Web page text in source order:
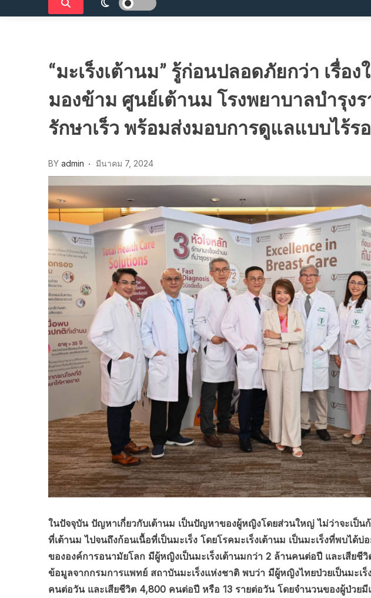
“มะเร็งเต้านม” รู้ก่อนปลอดภัยกว่า เรื่อ
มองข้าม ศูนย์เต้านม โรงพยาบาลบำรุง
รักษาเร็ว พร้อมส่งมอบการดูแลแบบไร้ร
BY admin มีนาคม 7, 2024
ในปัจจุบัน ปัญหาเกี่ยวกับเต้านม เป็นปัญหาของผู้หญิงโดยส่วนใหญ่ ไม่ว่าจะเป็น
ที่เต้านม ไปจนถึงก้อนเนื้อที่เป็นมะเร็ง โดยโรคมะเร็งเต้านม เป็นมะเร็งที่พบได้
ขององค์การอนามัยโลก มีผู้หญิงเป็นมะเร็งเต้านมกว่า 2 ล้านคนต่อปี และเสีย
ข้อมูลจากกรมการแพทย์ สถาบันมะเร็งแห่งชาติ พบว่า มีผู้หญิงไทยป่วยเป็นมะเ
คนต่อวัน และเสียชีวิต 4,800 คนต่อปี หรือ 13 รายต่อวัน โดยจำนวนของผู้ป่วย